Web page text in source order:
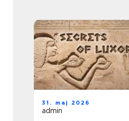
31. maj 2026
admin